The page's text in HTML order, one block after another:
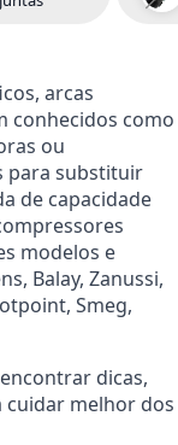
arcas
conhecidos como
ou
para substituir
de capacidade
modelos e
Balay, Zanussi,
Smeg,
dicas,
cuidar melhor dos